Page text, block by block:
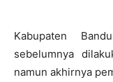
Kabupaten
sebelumnya
namun akhirnya